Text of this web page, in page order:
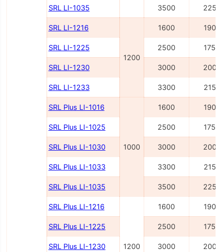
SRL LI-1035 3500 2250
SRL LI-1216
1200
1600 1900
SRL LI-1225 2500 1750
SRL LI-1230 3000 2000
SRL LI-1233 3300 2150
SRL Plus LI-1016
1000
1600 1900
SRL Plus LI-1025 2500 1750
SRL Plus LI-1030 3000 2000
SRL Plus LI-1033 3300 2150
SRL Plus LI-1035 3500 2250
SRL Plus LI-1216
1200
1600 1900
SRL Plus LI-1225 2500 1750
SRL Plus LI-1230 3000 2000